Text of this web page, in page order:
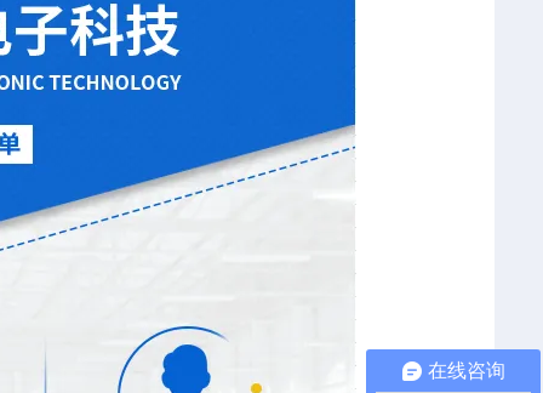
在线咨询